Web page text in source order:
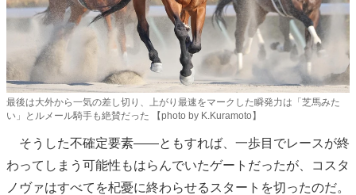
最後は大外から一気の差し切り、上がり最速をマークした瞬発力は「芝馬みた
い」とルメール騎手も絶賛だった 【photo by K.Kuramoto】
そうした不確定要素――ともすれば、一歩目でレースが終
わってしまう可能性もはらんでいたゲートだったが、コスタ
ノヴァはすべてを杞憂に終わらせるスタートを切ったのだ。